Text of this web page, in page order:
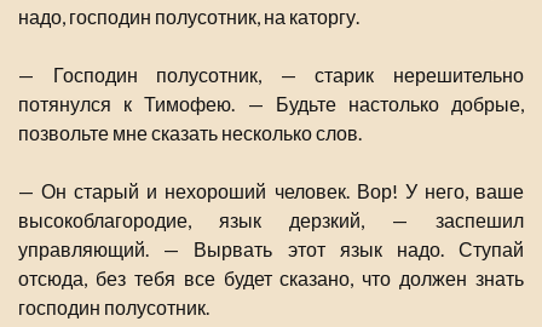
надо, господин полусотник, на каторгу.
— Господин полусотник, — старик нерешительно
потянулся к Тимофею. — Будьте настолько добрые,
позвольте мне сказать несколько слов.
— Он старый и нехороший человек. Вор! У него, ваше
высокоблагородие, язык дерзкий, — заспешил
управляющий. — Вырвать этот язык надо. Ступай
отсюда, без тебя все будет сказано, что должен знать
господин полусотник.